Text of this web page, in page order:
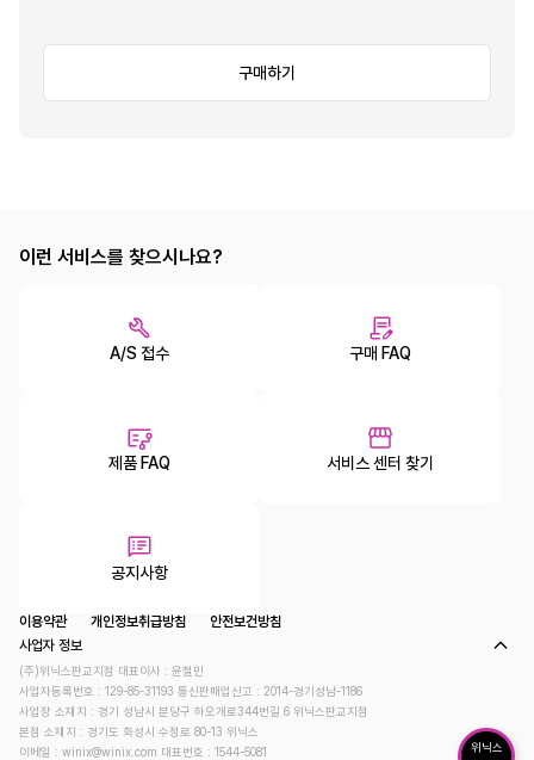
구매하기
위닉스
이런 서비스를 찾으시나요?
A/S 접수 구매 FAQ
제품 FAQ 서비스 센터 찾기
공지사항
이용약관 개인정보취급방침
안전보건방침
사업자 정보
(주)위닉스판교지점 대표이사 : 윤철민
사업자등록번호 : 129-85-31193 통신판매업신고 : 2014-경기성남-1186
사업장 소재지 : 경기 성남시 분당구 하오개로344번길 6 위닉스판교지점
본점 소재지 : 경기도 화성시 수정로 80-13 위닉스
이메일 : winix@winix.com 대표번호 : 1544-5081